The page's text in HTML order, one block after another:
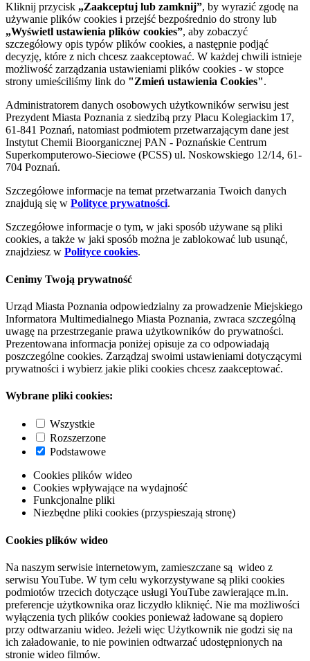
Kliknij przycisk „Zaakceptuj lub zamknij”, by wyrazić zgodę na
używanie plików cookies i przejść bezpośrednio do strony lub
„Wyświetl ustawienia plików cookies”, aby zobaczyć
szczegółowy opis typów plików cookies, a następnie podjąć
decyzję, które z nich chcesz zaakceptować. W każdej chwili istnieje
możliwość zarządzania ustawieniami plików cookies - w stopce
strony umieściliśmy link do "Zmień ustawienia Cookies".
Administratorem danych osobowych użytkowników serwisu jest
Prezydent Miasta Poznania z siedzibą przy Placu Kolegiackim 17,
61-841 Poznań, natomiast podmiotem przetwarzającym dane jest
Instytut Chemii Bioorganicznej PAN - Poznańskie Centrum
Superkomputerowo-Sieciowe (PCSS) ul. Noskowskiego 12/14, 61-
704 Poznań.
Szczegółowe informacje na temat przetwarzania Twoich danych
znajdują się w Polityce prywatności.
Szczegółowe informacje o tym, w jaki sposób używane są pliki
cookies, a także w jaki sposób można je zablokować lub usunąć,
znajdziesz w Polityce cookies.
Cenimy Twoją prywatność
Urząd Miasta Poznania odpowiedzialny za prowadzenie Miejskiego
Informatora Multimedialnego Miasta Poznania, zwraca szczególną
uwagę na przestrzeganie prawa użytkowników do prywatności.
Prezentowana informacja poniżej opisuje za co odpowiadają
poszczególne cookies. Zarządzaj swoimi ustawieniami dotyczącymi
prywatności i wybierz jakie pliki cookies chcesz zaakceptować.
Wybrane pliki cookies:
Wszystkie
Rozszerzone
Podstawowe
Cookies plików wideo
Cookies wpływające na wydajność
Funkcjonalne pliki
Niezbędne pliki cookies (przyspieszają stronę)
Cookies plików wideo
Na naszym serwisie internetowym, zamieszczane są wideo z
serwisu YouTube. W tym celu wykorzystywane są pliki cookies
podmiotów trzecich dotyczące usługi YouTube zawierające m.in.
preferencje użytkownika oraz liczydło kliknięć. Nie ma możliwości
wyłączenia tych plików cookies ponieważ ładowane są dopiero
przy odtwarzaniu wideo. Jeżeli więc Użytkownik nie godzi się na
ich załadowanie, to nie powinien odtwarzać udostępnionych na
stronie wideo filmów.